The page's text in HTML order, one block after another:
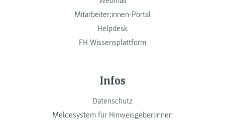
Mitarbeiter:innen-Portal
Helpdesk
FH Wissensplattform
Infos
Datenschutz
Meldesystem für Hinweisgeber:innen